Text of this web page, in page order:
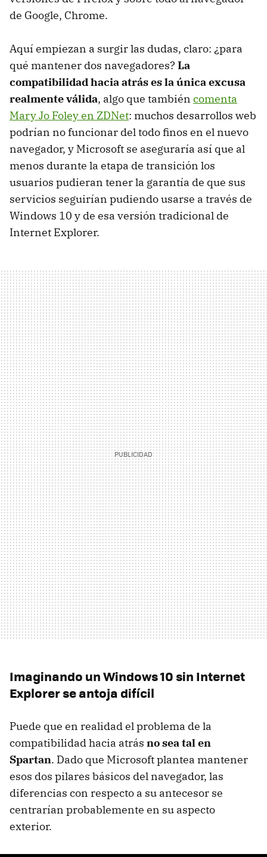
de Google, Chrome.
Aquí empiezan a surgir las dudas, claro: ¿para
qué mantener dos navegadores? La
compatibilidad hacia atrás es la única excusa
realmente válida, algo que también comenta
Mary Jo Foley en ZDNet: muchos desarrollos web
podrían no funcionar del todo finos en el nuevo
navegador, y Microsoft se aseguraría así que al
menos durante la etapa de transición los
usuarios pudieran tener la garantía de que sus
servicios seguirían pudiendo usarse a través de
Windows 10 y de esa versión tradicional de
Internet Explorer.
Imaginando un Windows 10 sin Internet
Explorer se antoja difícil
Puede que en realidad el problema de la
compatibilidad hacia atrás no sea tal en
Spartan. Dado que Microsoft plantea mantener
esos dos pilares básicos del navegador, las
diferencias con respecto a su antecesor se
centrarían probablemente en su aspecto
exterior.